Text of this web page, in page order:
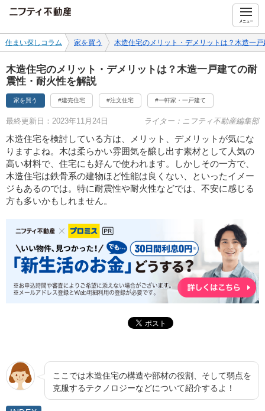
メニュー
住まい探しコラム 家を買う 木造住宅のメリット・デメリットは？木造一
木造住宅のメリット・デメリットは？木造一戸建ての耐
震性・耐火性を解説
家を買う #建売住宅 #注文住宅 #一軒家・一戸建て
最終更新日：2023年11月24日 ライター：ニフティ不動産編集部
木造住宅を検討している方は、メリット、デメリットが気にな
りますよね。木は柔らかい雰囲気を醸し出す素材として人気の
高い材料で、住宅にも好んで使われます。しかしその一方で、
木造住宅は鉄骨系の建物ほど性能は良くない、といったイメー
ジもあるのでは。特に耐震性や耐火性などでは、不安に感じる
方も多いかもしれません。
ここでは木造住宅の構造や部材の役割、そして弱点を
克服するテクノロジーなどについて紹介するよ！